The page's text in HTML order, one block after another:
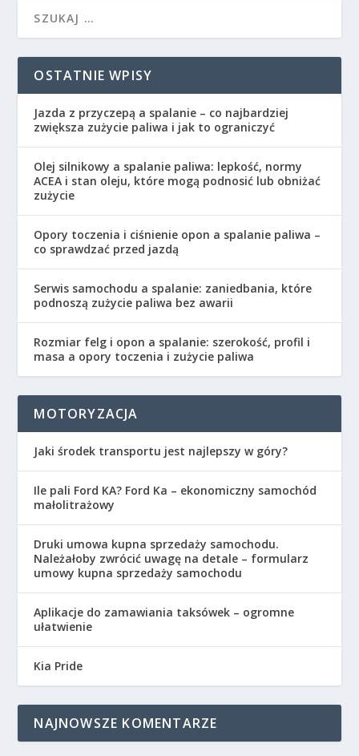
OSTATNIE WPISY
Jazda z przyczepą a spalanie – co najbardziej
zwiększa zużycie paliwa i jak to ograniczyć
Olej silnikowy a spalanie paliwa: lepkość, normy
ACEA i stan oleju, które mogą podnosić lub obniżać
zużycie
Opory toczenia i ciśnienie opon a spalanie paliwa –
co sprawdzać przed jazdą
Serwis samochodu a spalanie: zaniedbania, które
podnoszą zużycie paliwa bez awarii
Rozmiar felg i opon a spalanie: szerokość, profil i
masa a opory toczenia i zużycie paliwa
MOTORYZACJA
Jaki środek transportu jest najlepszy w góry?
Ile pali Ford KA? Ford Ka – ekonomiczny samochód
małolitrażowy
Druki umowa kupna sprzedaży samochodu.
Należałoby zwrócić uwagę na detale – formularz
umowy kupna sprzedaży samochodu
Aplikacje do zamawiania taksówek – ogromne
ułatwienie
Kia Pride
NAJNOWSZE KOMENTARZE